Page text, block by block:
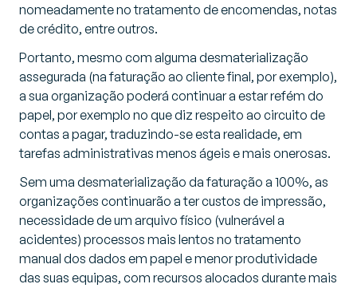
nomeadamente no tratamento de encomendas, notas
de crédito, entre outros.
Portanto, mesmo com alguma desmaterialização
assegurada (na faturação ao cliente final, por exemplo),
a sua organização poderá continuar a estar refém do
papel, por exemplo no que diz respeito ao circuito de
contas a pagar, traduzindo-se esta realidade, em
tarefas administrativas menos ágeis e mais onerosas.
Sem uma desmaterialização da faturação a 100%, as
organizações continuarão a ter custos de impressão,
necessidade de um arquivo físico (vulnerável a
acidentes) processos mais lentos no tratamento
manual dos dados em papel e menor produtividade
das suas equipas, com recursos alocados durante mais